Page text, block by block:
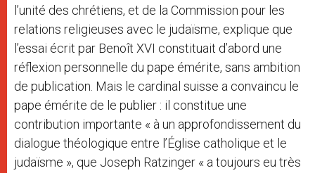
l’unité des chrétiens, et de la Commission pour les
relations religieuses avec le judaïsme, explique que
l’essai écrit par Benoît XVI constituait d’abord une
réflexion personnelle du pape émérite, sans ambition
de publication. Mais le cardinal suisse a convaincu le
pape émérite de le publier : il constitue une
contribution importante « à un approfondissement du
dialogue théologique entre l’Église catholique et le
judaïsme », que Joseph Ratzinger « a toujours eu très